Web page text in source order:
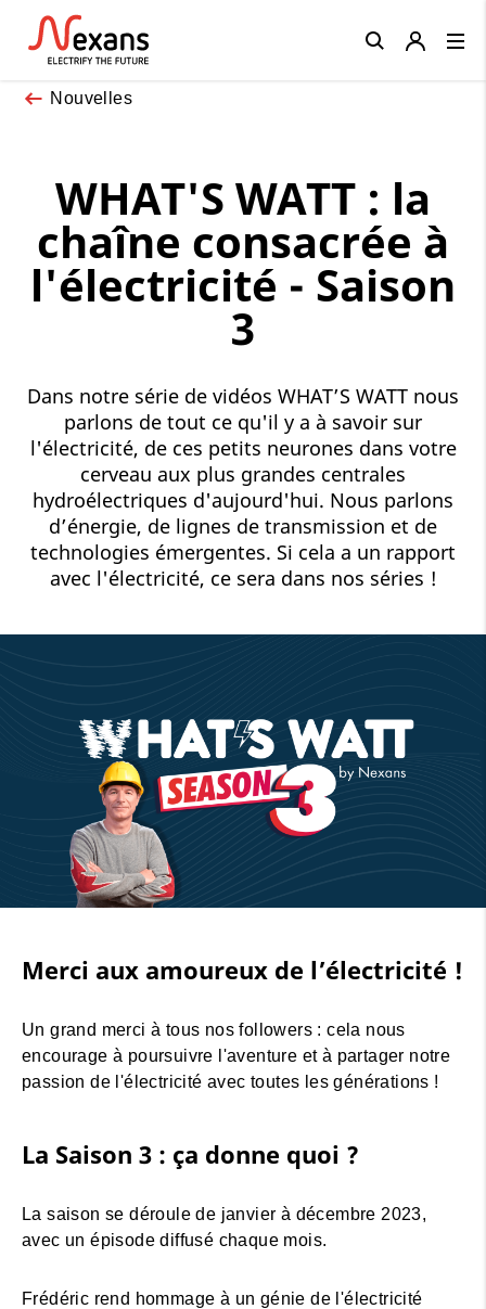
Nouvelles
WHAT'S WATT : la
chaîne consacrée à
l'électricité - Saison
3
Dans notre série de vidéos WHAT’S WATT nous
parlons de tout ce qu'il y a à savoir sur
l'électricité, de ces petits neurones dans votre
cerveau aux plus grandes centrales
hydroélectriques d'aujourd'hui. Nous parlons
d’énergie, de lignes de transmission et de
technologies émergentes. Si cela a un rapport
avec l'électricité, ce sera dans nos séries !
Merci aux amoureux de l’électricité !
Un grand merci à tous nos followers : cela nous
encourage à poursuivre l'aventure et à partager notre
passion de l'électricité avec toutes les générations !
La Saison 3 : ça donne quoi ?
La saison se déroule de janvier à décembre 2023,
avec un épisode diffusé chaque mois.
Frédéric rend hommage à un génie de l'électricité
Close